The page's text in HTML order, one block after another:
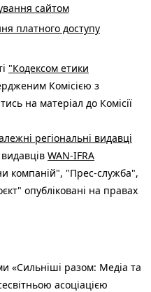
сайтом
платного доступу
"Кодексом етики
Комісією з
на матеріал до Комісії
регіональні видавці
видавців WAN-IFRA
компаній", "Прес-служба",
опубліковані на правах
«Сильніші разом: Медіа та
асоціацією